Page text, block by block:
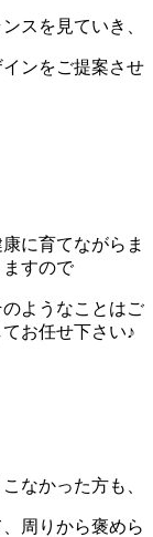
スを見ていき、
ンをご提案させ
に育てながらま
ますので
のようなことはご
お任せ下さい♪
なかった方も、
周りから褒めら